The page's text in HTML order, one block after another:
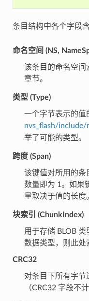
条目结构中各个字段含
命名空间 (NS,
该条目的命名空间
章节。
类型 (Type)
一个字节表示的值
nvs_flash/include/
举了可能的类型。
跨度 (Span)
该键值对所用的条
数量即为 1。如果
量取决于值的长度
块索引 (ChunkIndex)
用于存储 BLOB
数据类型，则此处
CRC32
对条目下所有字节
（CRC32 字段不